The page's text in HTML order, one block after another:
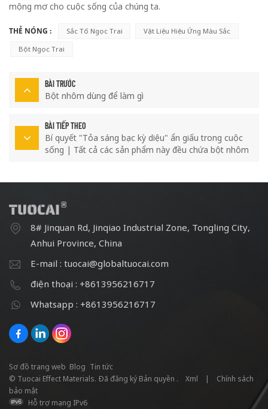
mộng mơ cho cuộc sống của chúng ta.
THẺ NÓNG : Sắc Tố Ngọc Trai
Vật Liệu Hiệu Ứng Màu Sắc
Bột Ngọc Trai
BÀI TRƯỚC
Bột nhôm dùng để làm gì
BÀI TIẾP THEO
Bí quyết "Tỏa sáng bạc kỳ diệu" ẩn giấu trong cuộc
sống | Tất cả các sản phẩm này đều chứa bột nhôm
8# Jinquan Rd, Jinqiao Industrial Zone, Tongling City,
Anhui Province, China
E-mail : tuocai@globaltuocai.com
điện thoại : +8613956216717
Whatsapp : +8613956216717
Sơ đồ trang web Blog Tin tức
© Tuocai Effect Materials. Đã đăng ký Bản quyền .
Xml |
Chính sách
bảo mật
Hỗ trợ mạng IPv6